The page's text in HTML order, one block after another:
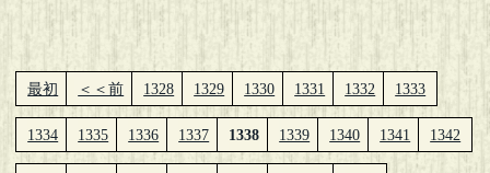
最初 ＜＜前 1328 1329 1330 1331 1332 1333
1334 1335 1336 1337 1338 1339 1340 1341 1342